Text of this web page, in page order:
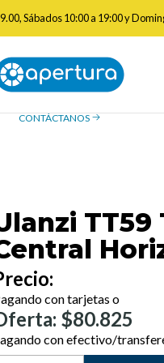
Sábados 10:00 a 19:00 y
Trípode Con Columna
Contáctanos
¿Tienes preguntas? Estamos
CONTÁCTANOS
con tarjetas o
$80.825
con efectivo/